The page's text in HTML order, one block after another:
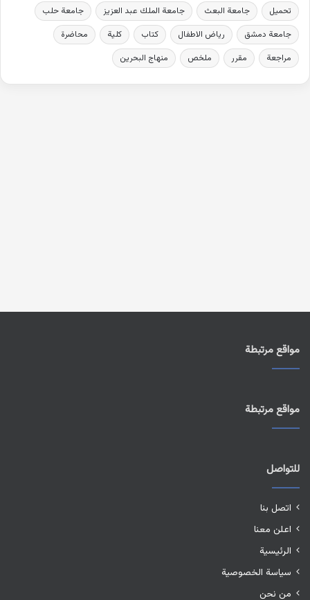
تحميل
جامعة البعث جامعة الملك عبد العزيز
جامعة حلب
جامعة دمشق
رياض الاطفال كتاب كلية
محاضرة
مراجعة
مقرر ملخص منهاج البحرين
مواقع مرتبطة
مواقع مرتبطة
للتواصل
اتصل بنا
اعلن معنا
الرئيسية
سياسة الخصوصية
من نحن